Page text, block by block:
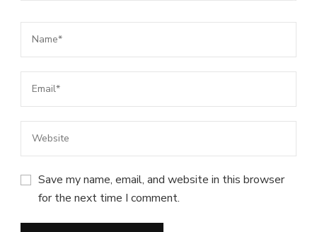
Save my name, email, and website in this browser
for the next time I comment.